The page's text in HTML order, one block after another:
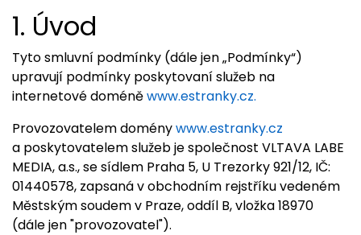
1. Úvod
Tyto smluvní podmínky (dále jen „Podmínky“)
upravují podmínky poskytovaní služeb na
internetové doméněwww.estranky.cz.
Provozovatelem doménywww.estranky.cz
a poskytovatelem služeb je společnost VLTAVA LABE
MEDIA, a.s., se sídlem Praha 5, U Trezorky 921/12, IČ:
01440578, zapsaná v obchodním rejstříku vedeném
Městským soudem v Praze, oddíl B, vložka 18970
(dále jen "provozovatel").